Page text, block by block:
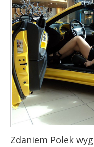
Zdaniem Polek